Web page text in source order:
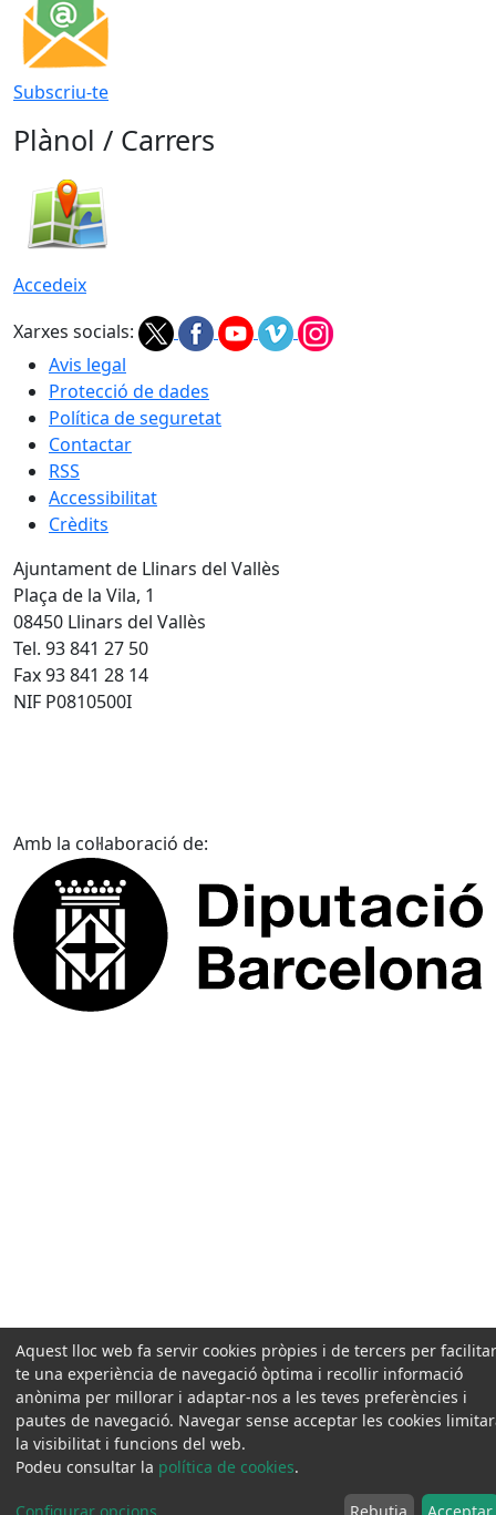
Subscriu-te
Plànol / Carrers
Accedeix
Xarxes socials:
Avis legal
Protecció de dades
Política de seguretat
Contactar
RSS
Accessibilitat
Crèdits
Ajuntament de Llinars del Vallès
Plaça de la Vila, 1
08450 Llinars del Vallès
Tel. 93 841 27 50
Fax 93 841 28 14
NIF P0810500I
Amb la col·laboració de:
Aquest lloc web fa servir cookies pròpies i de tercers per
te una experiència de navegació òptima i recollir informació
anònima per millorar i adaptar-nos a les teves preferències i
pautes de navegació. Navegar sense acceptar les cookies
la visibilitat i funcions del web.
Podeu consultar la política de cookies.